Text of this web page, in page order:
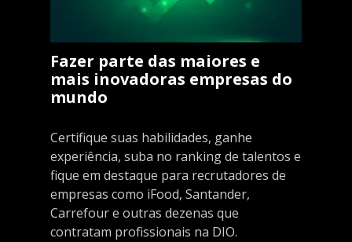
Fazer parte das maiores e
mais inovadoras empresas do
mundo
Certifique suas habilidades, ganhe
experiência, suba no ranking de talentos e
fique em destaque para recrutadores de
empresas como iFood, Santander,
Carrefour e outras dezenas que
contratam profissionais na DIO.